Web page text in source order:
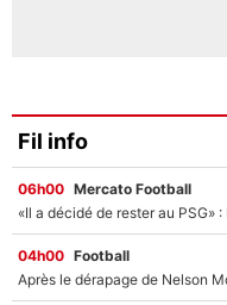
Fil info
06h00 Mercato Football
04h00 Football